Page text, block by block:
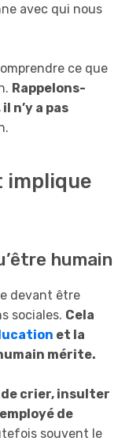
avec qui nous
ce que
Rappelons-
n’y a pas
implique
humain
devant être
sociales. Cela
et la
mérite.
de crier, insulter
de
souvent le